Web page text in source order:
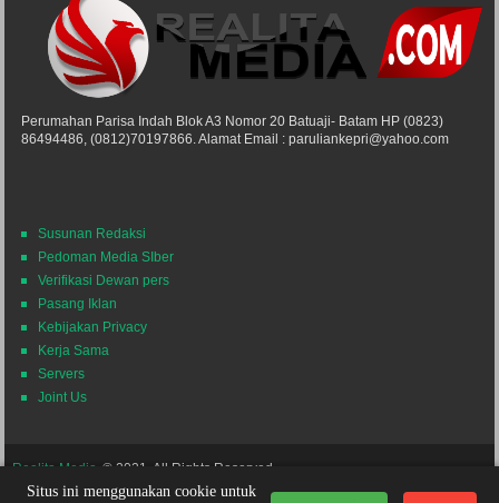
Perumahan Parisa Indah Blok A3 Nomor 20 Batuaji- Batam HP (0823)
86494486, (0812)70197866. Alamat Email : paruliankepri@yahoo.com
Susunan Redaksi
Pedoman Media SIber
Verifikasi Dewan pers
Pasang Iklan
Kebijakan Privacy
Kerja Sama
Servers
Joint Us
Realita Media © 2021. All Rights Reserved.
Situs ini menggunakan cookie untuk